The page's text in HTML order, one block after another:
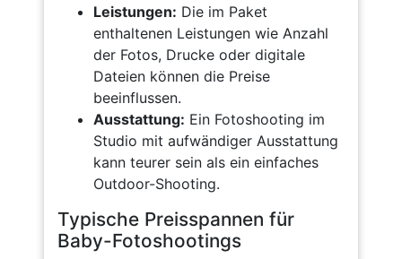
Leistungen: Die im Paket
enthaltenen Leistungen wie Anzahl
der Fotos, Drucke oder digitale
Dateien können die Preise
beeinflussen.
Ausstattung: Ein Fotoshooting im
Studio mit aufwändiger Ausstattung
kann teurer sein als ein einfaches
Outdoor-Shooting.
Typische Preisspannen für
Baby-Fotoshootings